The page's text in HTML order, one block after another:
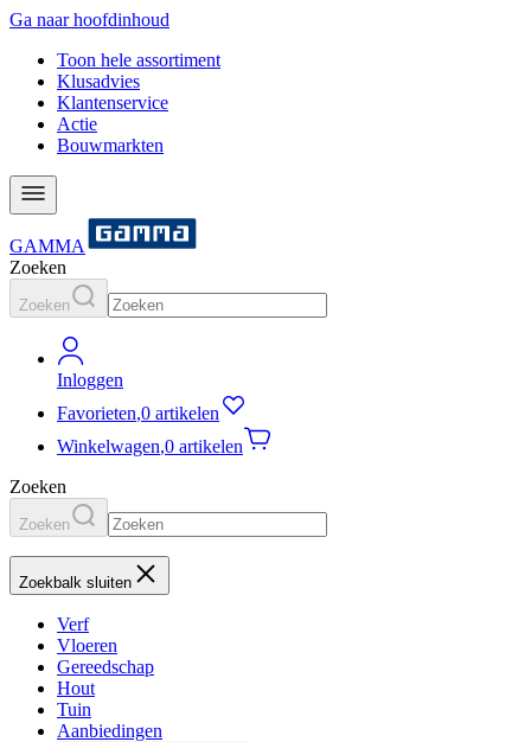
Ga naar hoofdinhoud
Toon hele assortiment
Klusadvies
Klantenservice
Actie
Bouwmarkten
GAMMA
Zoeken
Zoeken
Inloggen
Favorieten,0 artikelen
Winkelwagen,0 artikelen
Zoeken
Zoeken
Zoekbalk sluiten
Verf
Vloeren
Gereedschap
Hout
Tuin
Aanbiedingen